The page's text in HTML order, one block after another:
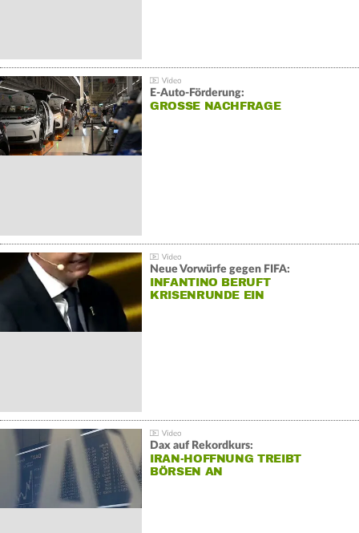
E-Auto-Förderung:
GROSSE NACHFRAGE
Neue Vorwürfe gegen FIFA:
INFANTINO BERUFT
KRISENRUNDE EIN
Dax auf Rekordkurs:
IRAN-HOFFNUNG TREIBT
BÖRSEN AN